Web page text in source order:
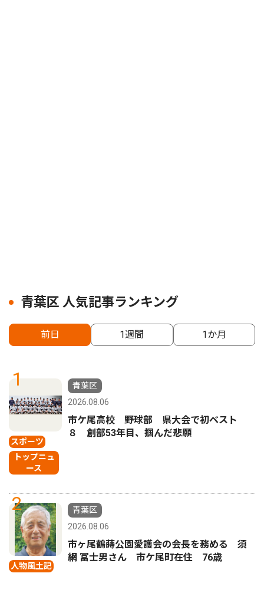
青葉区 人気記事ランキング
前日 1週間 1か月
1
スポーツ
トップニュ
ース
青葉区
2026.08.06
市ケ尾高校 野球部 県大会で初ベスト
８ 創部53年目、掴んだ悲願
2
人物風土記
青葉区
2026.08.06
市ヶ尾鶴蒔公園愛護会の会長を務める 須
網 冨士男さん 市ケ尾町在住 76歳